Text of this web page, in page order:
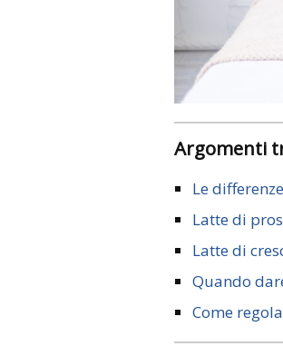
Argomenti
Le
Latte di
Latte di
Quando
Come